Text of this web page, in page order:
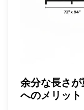
余分な長さ
へのメリット